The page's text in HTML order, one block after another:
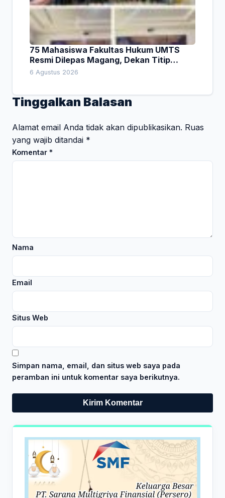
75 Mahasiswa Fakultas Hukum UMTS
Resmi Dilepas Magang, Dekan Titip
Empat Pesan Penting
6 Agustus 2026
Tinggalkan Balasan
Alamat email Anda tidak akan dipublikasikan. Ruas
yang wajib ditandai *
Komentar *
Nama
Email
Situs Web
Simpan nama, email, dan situs web saya pada
peramban ini untuk komentar saya berikutnya.